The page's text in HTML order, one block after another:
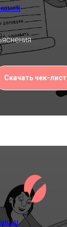
Скачать чек-лист